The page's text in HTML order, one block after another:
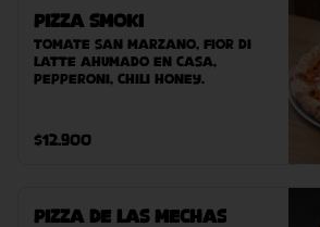
Pizza Smoki
Tomate san marzano, fior di
latte ahumado en casa,
pepperoni, chili honey.
$12.900
Pizza de las Mechas